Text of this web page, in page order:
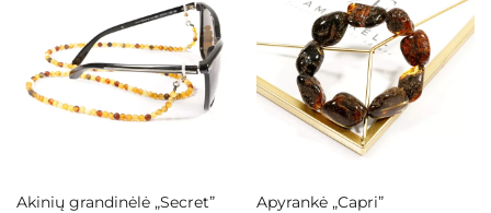
Akinių grandinėlė „Secret”
Apyrankė „Capri”